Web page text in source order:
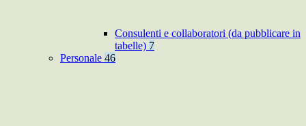
Consulenti e collaboratori (da pubblicare in
tabelle) 7
Personale 46